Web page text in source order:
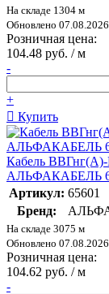
На складе 1304 м
Обновлено 07.08.2026
Розничная цена:
104.48 руб. / м
-
+
Купить
Кабель
АЛЬФАКАБЕЛЬ
Артикул: 65601
Бренд:
На складе 3075 м
Обновлено 07.08.2026
Розничная цена:
104.62 руб. / м
-